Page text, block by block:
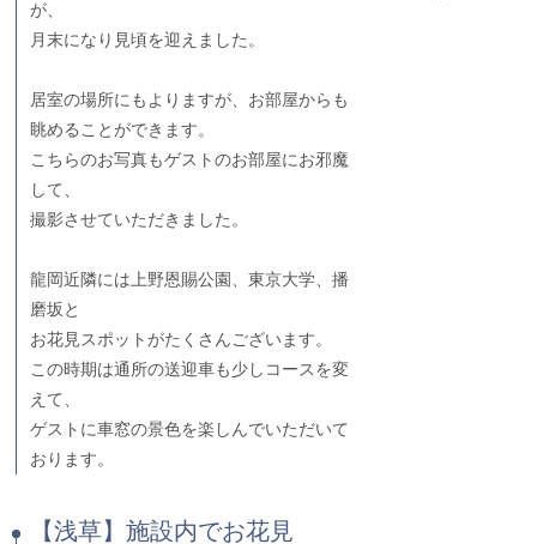
が、
月末になり見頃を迎えました。
居室の場所にもよりますが、お部屋からも
眺めることができます。
こちらのお写真もゲストのお部屋にお邪魔
して、
撮影させていただきました。
龍岡近隣には上野恩賜公園、東京大学、播
磨坂と
お花見スポットがたくさんございます。
この時期は通所の送迎車も少しコースを変
えて、
ゲストに車窓の景色を楽しんでいただいて
おります。
【浅草】施設内でお花見